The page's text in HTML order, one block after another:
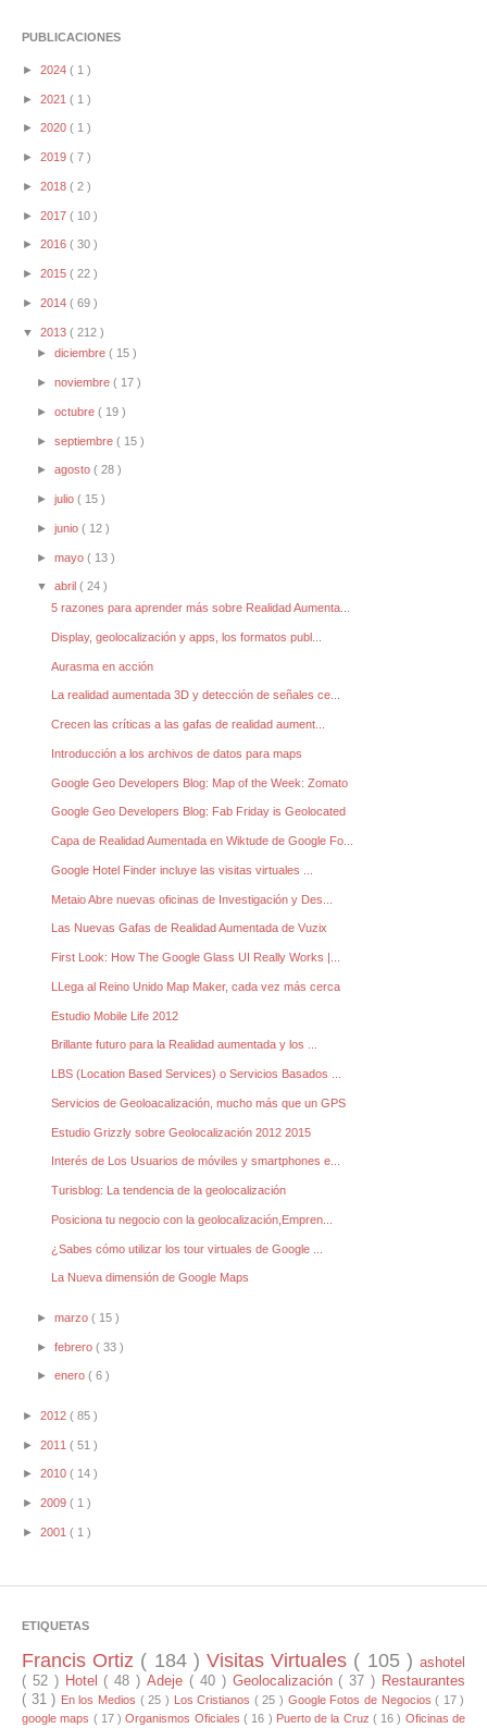
PUBLICACIONES
► 2024 ( 1 )
► 2021 ( 1 )
► 2020 ( 1 )
► 2019 ( 7 )
► 2018 ( 2 )
► 2017 ( 10 )
► 2016 ( 30 )
► 2015 ( 22 )
► 2014 ( 69 )
▼ 2013 ( 212 )
►diciembre( 15 )
►noviembre( 17 )
►octubre( 19 )
►septiembre( 15 )
►agosto( 28 )
►julio( 15 )
►junio( 12 )
►mayo( 13 )
▼abril( 24 )
5 razones para aprender más sobre Realidad Aumenta...
Display, geolocalización y apps, los formatos publ...
Aurasma en acción
La realidad aumentada 3D y detección de señales ce...
Crecen las críticas a las gafas de realidad aument...
Introducción a los archivos de datos para maps
Google Geo Developers Blog: Map of the Week: Zomato
Google Geo Developers Blog: Fab Friday is Geolocated
Capa de Realidad Aumentada en Wiktude de Google Fo...
Google Hotel Finder incluye las visitas virtuales ...
Metaio Abre nuevas oficinas de Investigación y Des...
Las Nuevas Gafas de Realidad Aumentada de Vuzix
First Look: How The Google Glass UI Really Works |...
LLega al Reino Unido Map Maker, cada vez más cerca
Estudio Mobile Life 2012
Brillante futuro para la Realidad aumentada y los ...
LBS (Location Based Services) o Servicios Basados ...
Servicios de Geoloacalización, mucho más que un GPS
Estudio Grizzly sobre Geolocalización 2012 2015
Interés de Los Usuarios de móviles y smartphones e...
Turisblog: La tendencia de la geolocalización
Posiciona tu negocio con la geolocalización,Empren...
¿Sabes cómo utilizar los tour virtuales de Google ...
La Nueva dimensión de Google Maps
►marzo( 15 )
►febrero( 33 )
►enero( 6 )
► 2012 ( 85 )
► 2011 ( 51 )
► 2010 ( 14 )
► 2009 ( 1 )
► 2001 ( 1 )
ETIQUETAS
Francis Ortiz ( 184 )Visitas Virtuales ( 105 )ashotel
( 52 ) Hotel ( 48 )Adeje ( 40 ) Geolocalización ( 37 ) Restaurantes
( 31 ) En los Medios ( 25 ) Los Cristianos ( 25 ) Google Fotos de Negocios( 17 )
google maps ( 17 )Organismos Oficiales ( 16 ) Puerto de la Cruz ( 16 ) Oficinas de